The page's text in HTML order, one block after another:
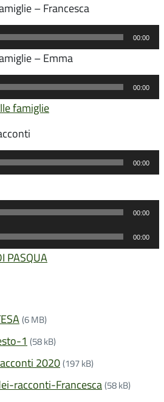
– Francesca
00:00
– Emma
00:00
famiglie
00:00
00:00
00:00
PASQUA
(6 MB)
1 (58 kB)
2020(197 kB)
racconti-Francesca(58 kB)